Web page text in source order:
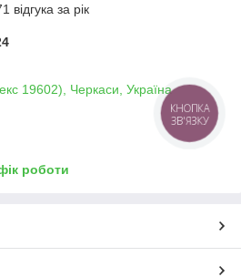
відгука за рік
19602), Черкаси, Україна
роботи
КНОПКА
ЗВ'ЯЗКУ